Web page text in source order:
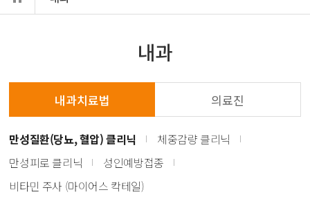
내과
내과치료법 의료진
만성질환(당뇨, 혈압) 클리닉
체중감량 클리닉
만성피로 클리닉
성인예방접종
비타민 주사 (마이어스 칵테일)